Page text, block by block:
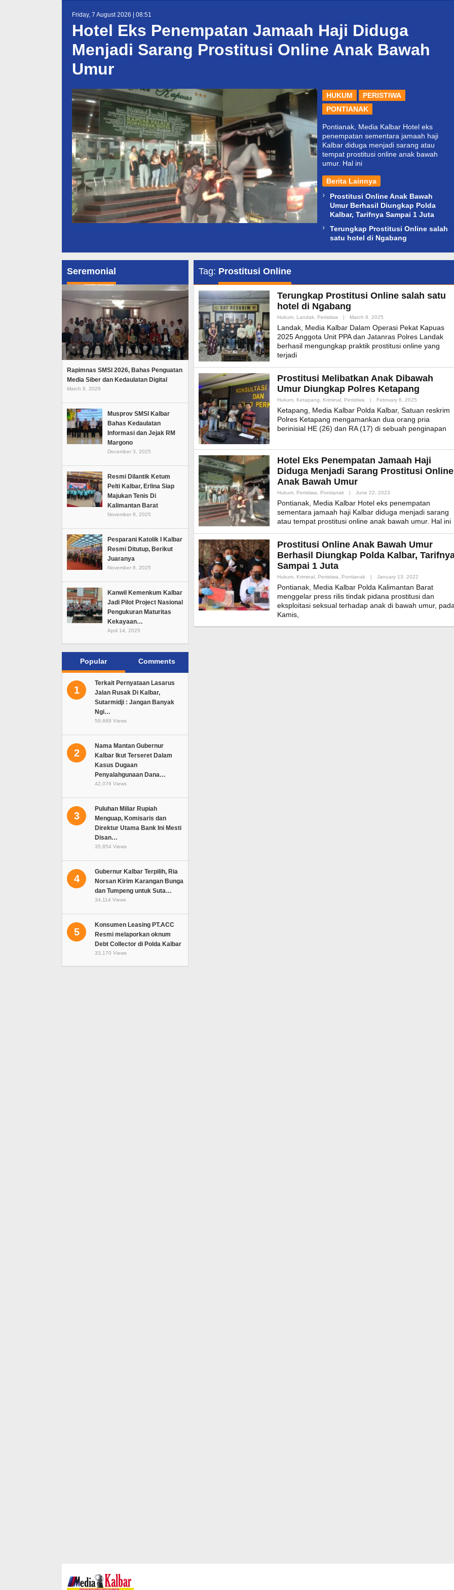
Friday, 7 August 2026 | 08:51
Hotel Eks Penempatan Jamaah Haji Diduga
Menjadi Sarang Prostitusi Online Anak Bawah
Umur
HUKUM
PERISTIWA
PONTIANAK
Pontianak, Media Kalbar Hotel eks
penempatan sementara jamaah haji
Kalbar diduga menjadi sarang atau
tempat prostitusi online anak bawah
umur. Hal ini
Berita Lainnya
Prostitusi Online Anak Bawah
Umur Berhasil Diungkap Polda
Kalbar, Tarifnya Sampai 1 Juta
Terungkap Prostitusi Online salah
satu hotel di Ngabang
Seremonial
Rapimnas SMSI 2026, Bahas Penguatan
Media Siber dan Kedaulatan Digital
March 9, 2026
Musprov SMSI Kalbar
Bahas Kedaulatan
Informasi dan Jejak RM
Margono
December 3, 2025
Resmi Dilantik Ketum
Pelti Kalbar, Erlina Siap
Majukan Tenis Di
Kalimantan Barat
November 8, 2025
Pesparani Katolik I Kalbar
Resmi Ditutup, Berikut
Juaranya
November 8, 2025
Kanwil Kemenkum Kalbar
Jadi Pilot Project Nasional
Pengukuran Maturitas
Kekayaan…
April 14, 2025
Popular Comments
1
Terkait Pernyataan Lasarus
Jalan Rusak Di Kalbar,
Sutarmidji : Jangan Banyak
Ngi…
59,689 Views
2
Nama Mantan Gubernur
Kalbar Ikut Terseret Dalam
Kasus Dugaan
Penyalahgunaan Dana…
42,076 Views
3
Puluhan Miliar Rupiah
Menguap, Komisaris dan
Direktur Utama Bank Ini Mesti
Disan…
35,854 Views
4
Gubernur Kalbar Terpilih, Ria
Norsan Kirim Karangan Bunga
dan Tumpeng untuk Suta…
34,114 Views
5
Konsumen Leasing PT.ACC
Resmi melaporkan oknum
Debt Collector di Polda Kalbar
33,170 Views
Tag: Prostitusi Online
Terungkap Prostitusi Online salah satu
hotel di Ngabang
Hukum, Landak, Peristiwa | March 9, 2025
Landak, Media Kalbar Dalam Operasi Pekat Kapuas
2025 Anggota Unit PPA dan Jatanras Polres Landak
berhasil mengungkap praktik prostitusi online yang
terjadi
Prostitusi Melibatkan Anak Dibawah
Umur Diungkap Polres Ketapang
Hukum, Ketapang, Kriminal, Peristiwa | February 6, 2025
Ketapang, Media Kalbar Polda Kalbar, Satuan reskrim
Polres Ketapang mengamankan dua orang pria
berinisial HE (26) dan RA (17) di sebuah penginapan
Hotel Eks Penempatan Jamaah Haji
Diduga Menjadi Sarang Prostitusi Online
Anak Bawah Umur
Hukum, Peristiwa, Pontianak | June 22, 2023
Pontianak, Media Kalbar Hotel eks penempatan
sementara jamaah haji Kalbar diduga menjadi sarang
atau tempat prostitusi online anak bawah umur. Hal ini
Prostitusi Online Anak Bawah Umur
Berhasil Diungkap Polda Kalbar,
Sampai 1 Juta
Hukum, Kriminal, Peristiwa, Pontianak | January 13, 2022
Pontianak, Media Kalbar Polda Kalimantan Barat
menggelar press rilis tindak pidana prostitusi dan
eksploitasi seksual terhadap anak di bawah umur,
Kamis,